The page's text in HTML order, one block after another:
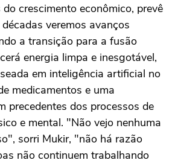
crescimento econômico, prevê
veremos avanços
a transição para a fusão
energia limpa e inesgotável,
em inteligência artificial no
medicamentos e uma
precedentes dos processos de
e mental. "Não vejo nenhuma
sorri Mukir, "não há razão
não continuem trabalhando